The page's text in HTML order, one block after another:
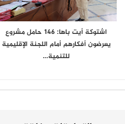
اشتوكة أيت باها: 146 حامل مشروع
يعرضون أفكارهم أمام اللجنة الإقليمية
للتنمية…